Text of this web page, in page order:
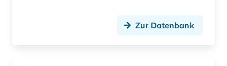
Zur Datenbank